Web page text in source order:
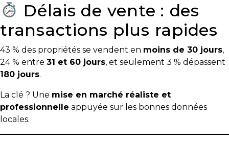
Délais de vente : des
transactions plus rapides
43 % des propriétés se vendent en moins de 30 jours,
24 % entre 31 et 60 jours, et seulement 3 % dépassent
180 jours.
La clé ? Une mise en marché réaliste et
professionnelle appuyée sur les bonnes données
locales.